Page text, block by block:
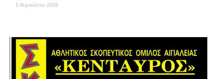
5 Αυγούστου 2026